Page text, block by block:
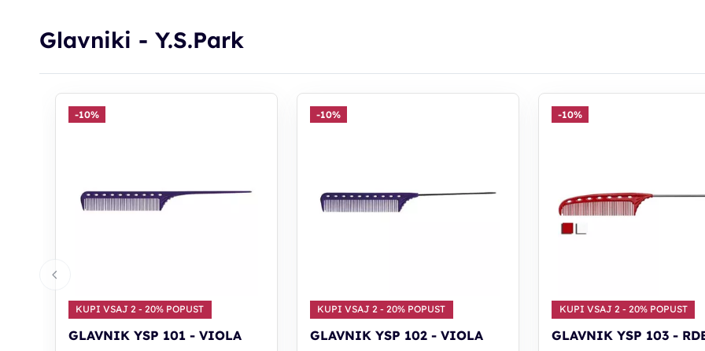
Glavniki - Y.S.Park
KUPI VSAJ 2 - 20% POPUST
-10%
GLAVNIK YSP 101 - VIOLA
KUPI VSAJ 2 - 20% POPUST
-10%
GLAVNIK YSP 102 - VIOLA
KUPI VSAJ 2 - 20% POPUST
-10%
GLAVNIK YSP 103 -